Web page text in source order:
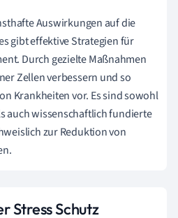
Auswirkungen auf die
gibt effektive Strategien für
Durch gezielte Maßnahmen
Zellen verbessern und so
Krankheiten vor. Es sind sowohl
auch wissenschaftlich fundierte
zur Reduktion von
Stress Schutz